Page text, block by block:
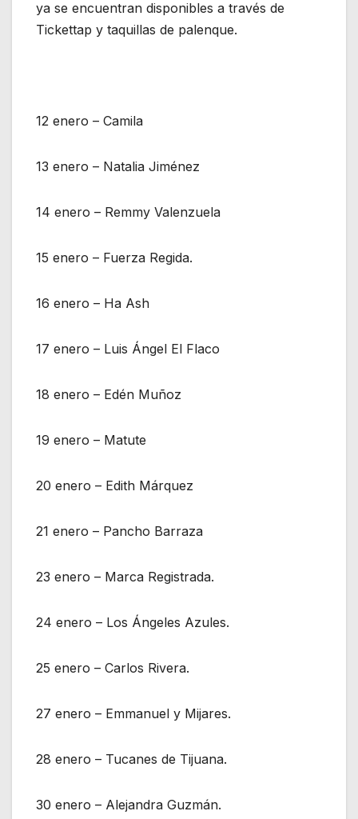
ya se encuentran disponibles a través de
Tickettap y taquillas de palenque.
12 enero – Camila
13 enero – Natalia Jiménez
14 enero – Remmy Valenzuela
15 enero – Fuerza Regida.
16 enero – Ha Ash
17 enero – Luis Ángel El Flaco
18 enero – Edén Muñoz
19 enero – Matute
20 enero – Edith Márquez
21 enero – Pancho Barraza
23 enero – Marca Registrada.
24 enero – Los Ángeles Azules.
25 enero – Carlos Rivera.
27 enero – Emmanuel y Mijares.
28 enero – Tucanes de Tijuana.
30 enero – Alejandra Guzmán.